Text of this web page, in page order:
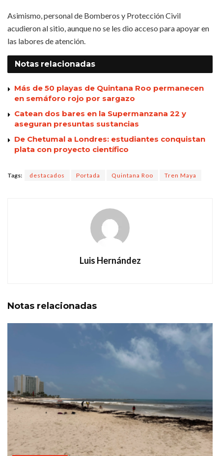
Asimismo, personal de Bomberos y Protección Civil
acudieron al sitio, aunque no se les dio acceso para apoyar en
las labores de atención.
Notas relacionadas
Más de 50 playas de Quintana Roo permanecen
en semáforo rojo por sargazo
Catean dos bares en la Supermanzana 22 y
aseguran presuntas sustancias
De Chetumal a Londres: estudiantes conquistan
plata con proyecto científico
Tags: destacados Portada Quintana Roo Tren Maya
Luis Hernández
Notas relacionadas